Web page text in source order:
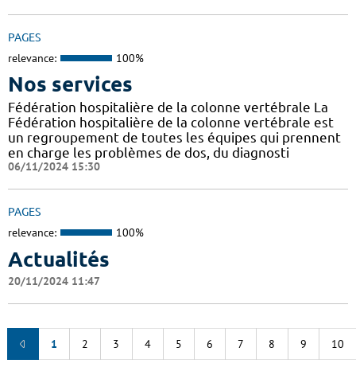
PAGES
relevance: 100%
Nos services
Fédération hospitalière de la colonne vertébrale La
Fédération hospitalière de la colonne vertébrale est
un regroupement de toutes les équipes qui prennent
en charge les problèmes de dos, du diagnosti
06/11/2024 15:30
PAGES
relevance: 100%
Actualités
20/11/2024 11:47
1 2 3 4 5 6 7 8 9 10